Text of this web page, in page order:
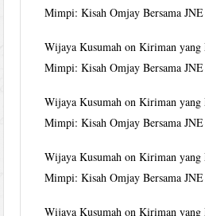
Mimpi: Kisah Omjay Bersama JNE
Wijaya Kusumah onKiriman yang
Mimpi: Kisah Omjay Bersama JNE
Wijaya Kusumah onKiriman yang
Mimpi: Kisah Omjay Bersama JNE
Wijaya Kusumah onKiriman yang
Mimpi: Kisah Omjay Bersama JNE
Wijaya Kusumah onKiriman yang